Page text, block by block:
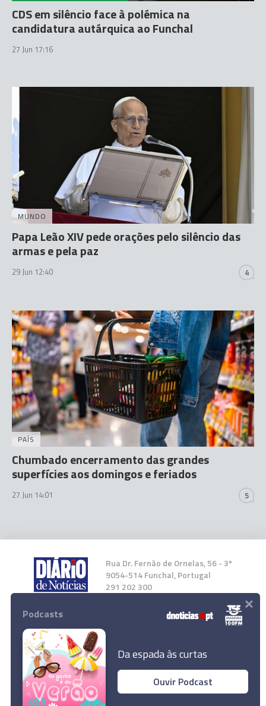
CDS em silêncio face à polémica na
candidatura autárquica ao Funchal
27 Jun 17:16
MUNDO
Papa Leão XIV pede orações pelo silêncio das
armas e pela paz
29 Jun 12:40 4
PAÍS
Chumbado encerramento das grandes
superfícies aos domingos e feriados
27 Jun 14:01 5
Rua Dr. Fernão de Ornelas, 56 - 3º
9054-514 Funchal, Portugal
291 202 300
Instale a nossa App
© 2025 Empresa Diário de Notícias, Lda.
Podcasts
Da espada às curtas
Ouvir Podcast
×